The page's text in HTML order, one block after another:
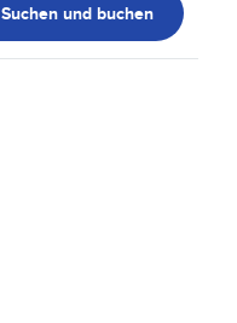
Suchen und buchen